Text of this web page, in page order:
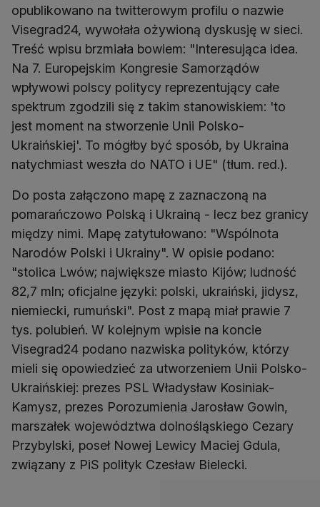
opublikowano na twitterowym profilu o nazwie
Visegrad24, wywołała ożywioną dyskusję w sieci.
Treść wpisu brzmiała bowiem: "Interesująca idea.
Na 7. Europejskim Kongresie Samorządów
wpływowi polscy politycy reprezentujący całe
spektrum zgodzili się z takim stanowiskiem: 'to
jest moment na stworzenie Unii Polsko-
Ukraińskiej'. To mógłby być sposób, by Ukraina
natychmiast weszła do NATO i UE" (tłum. red.).
Do posta załączono mapę z zaznaczoną na
pomarańczowo Polską i Ukrainą - lecz bez granicy
między nimi. Mapę zatytułowano: "Wspólnota
Narodów Polski i Ukrainy". W opisie podano:
"stolica Lwów; największe miasto Kijów; ludność
82,7 mln; oficjalne języki: polski, ukraiński, jidysz,
niemiecki, rumuński". Post z mapą miał prawie 7
tys. polubień. W kolejnym wpisie na koncie
Visegrad24 podano nazwiska polityków, którzy
mieli się opowiedzieć za utworzeniem Unii Polsko-
Ukraińskiej: prezes PSL Władysław Kosiniak-
Kamysz, prezes Porozumienia Jarosław Gowin,
marszałek województwa dolnośląskiego Cezary
Przybylski, poseł Nowej Lewicy Maciej Gdula,
związany z PiS polityk Czesław Bielecki.